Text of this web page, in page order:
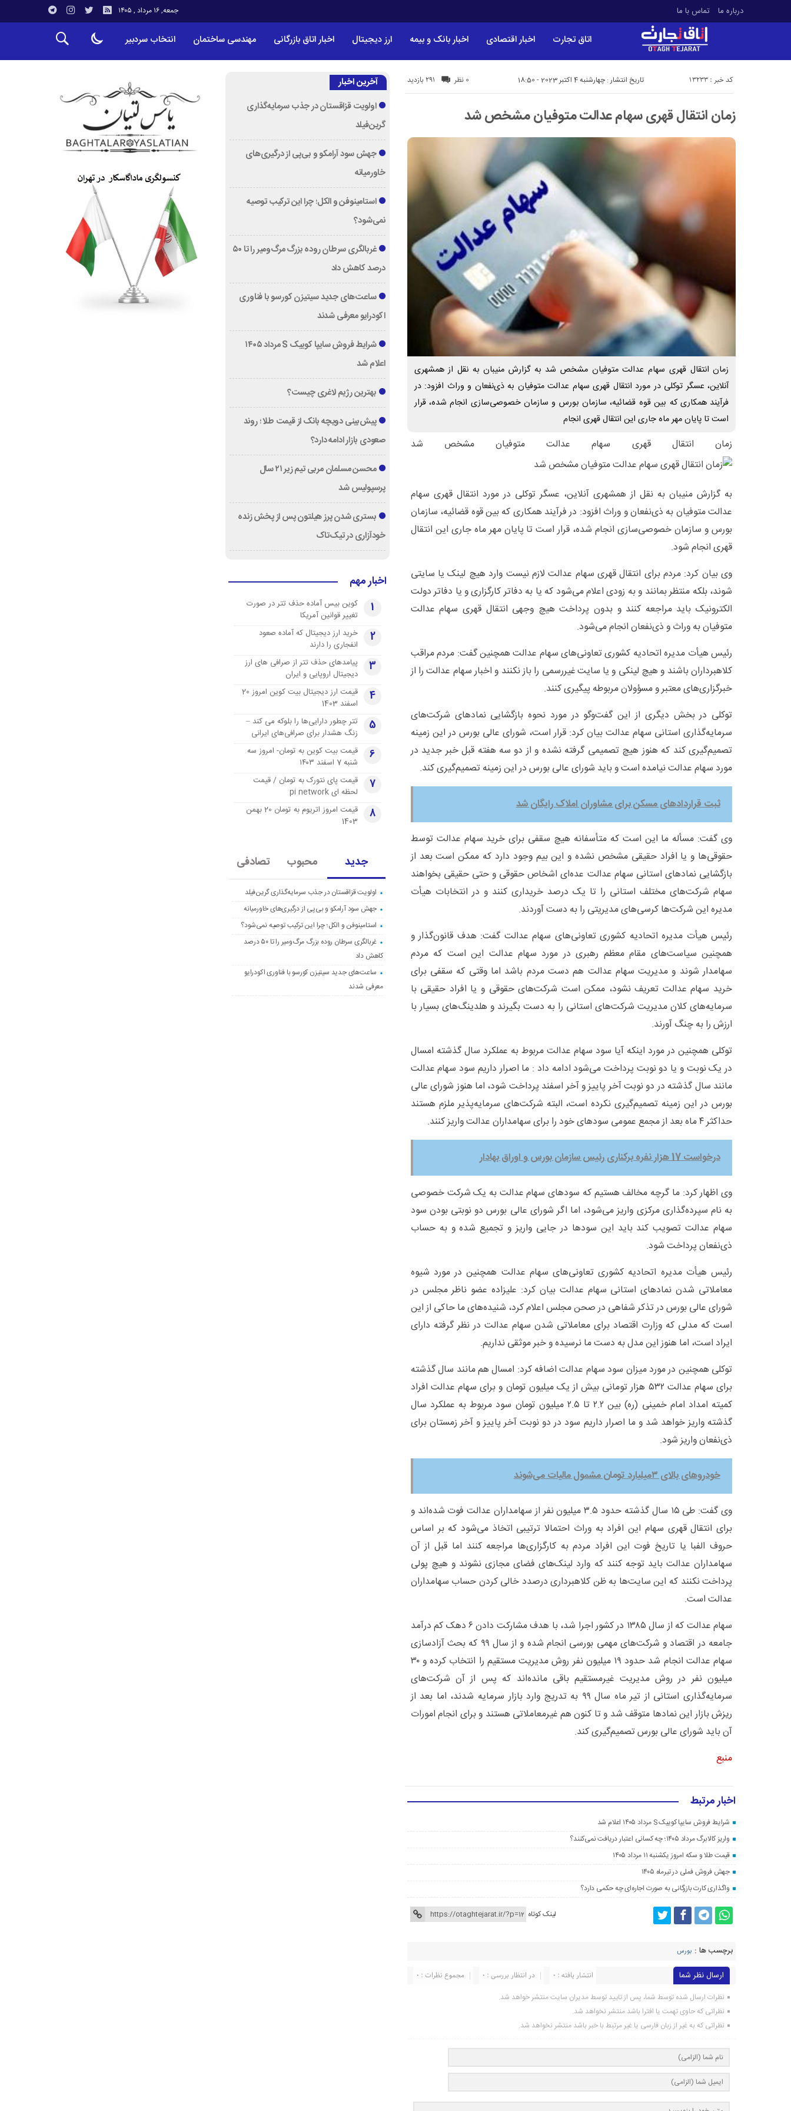
درباره ما تماس با ما جمعه, ۱۶ مرداد , ۱۴۰۵
اتاق تجارت اخبار اقتصادی اخبار بانک و بیمه ارز دیجیتال اخبار اتاق بازرگانی مهندسی ساختمان انتخاب سردبیر
تاریخ انتشار : چهارشنبه 4 اکتبر 2023 - 18:50 291 بازدید کد خبر : 13233 0 نظر
زمان انتقال قهری سهام عدالت متوفیان مشخص شد
زمان انتقال قهری سهام عدالت متوفیان مشخص شد به گزارش منیبان به نقل از همشهری
آنلاین، عسگر توکلی در مورد انتقال قهری سهام عدالت متوفیان به ذی‌نفعان و وراث افزود: در
فرآیند همکاری که بین قوه قضائیه، سازمان بورس و سازمان خصوصی‌سازی انجام شده، قرار
است تا پایان مهر ماه جاری این انتقال قهری انجام
زمان انتقال قهری سهام عدالت متوفیان مشخص شد
به گزارش منیبان به نقل از همشهری آنلاین، عسگر توکلی در مورد انتقال قهری سهام
عدالت متوفیان به ذی‌نفعان و وراث افزود: در فرآیند همکاری که بین قوه قضائیه، سازمان
بورس و سازمان خصوصی‌سازی انجام شده، قرار است تا پایان مهر ماه جاری این انتقال
قهری انجام شود.
وی بیان کرد: مردم برای انتقال قهری سهام عدالت لازم نیست وارد هیچ لینک یا سایتی
شوند، بلکه منتظر بمانند و به زودی اعلام می‌شود که یا به دفاتر کارگزاری و یا دفاتر دولت
الکترونیک باید مراجعه کنند و بدون پرداخت هیچ وجهی انتقال قهری سهام عدالت
متوفیان به وراث و ذی‌نفعان انجام می‌شود.
رئیس هیأت مدیره اتحادیه کشوری تعاونی‌های سهام عدالت همچنین گفت: مردم مراقب
کلاهبرداران باشند و هیچ لینکی و یا سایت غیررسمی را باز نکنند و اخبار سهام عدالت را از
خبرگزاری‌های معتبر و مسؤولان مربوطه پیگیری کنند.
توکلی در بخش دیگری از این گفت‌وگو در مورد نحوه بازگشایی نمادهای شرکت‌های
سرمایه‌گذاری استانی سهام عدالت بیان کرد: قرار است، شورای عالی بورس در این زمینه
تصمیم‌گیری کند که هنوز هیچ تصمیمی گرفته نشده و از دو سه هفته قبل خبر جدید در
مورد سهام عدالت نیامده است و باید شورای عالی بورس در این زمینه تصمیم‌گیری کند.
ثبت قراردادهای مسکن برای مشاوران املاک رایگان شد
وی گفت: مسأله ما این است که متأسفانه هیچ سقفی برای خرید سهام عدالت توسط
حقوقی‌ها و یا افراد حقیقی مشخص نشده و این بیم وجود دارد که ممکن است بعد از
بازگشایی نمادهای استانی سهام عدالت عده‌ای اشخاص حقوقی و حتی حقیقی بخواهند
سهام شرکت‌های مختلف استانی را تا یک درصد خریداری کنند و در انتخابات هیأت
مدیره این شرکت‌ها کرسی‌های مدیریتی را به دست آوردند.
رئیس هیأت مدیره اتحادیه کشوری تعاونی‌های سهام عدالت گفت: هدف قانون‌گذار و
همچنین سیاست‌های مقام معظم رهبری در مورد سهام عدالت این است که مردم
سهامدار شوند و مدیریت سهام عدالت هم دست مردم باشد اما وقتی که سقفی برای
خرید سهام عدالت تعریف نشود، ممکن است شرکت‌های حقوقی و یا افراد حقیقی با
سرمایه‌های کلان مدیریت شرکت‌های استانی را به دست بگیرند و هلدینگ‌های بسیار با
ارزش را به چنگ آورند.
توکلی همچنین در مورد اینکه آیا سود سهام عدالت مربوط به عملکرد سال گذشته امسال
در یک نوبت و یا دو نوبت پرداخت می‌شود ادامه داد : ما اصرار داریم سود سهام عدالت
مانند سال گذشته در دو نوبت آخر پاییز و آخر اسفند پرداخت شود، اما هنوز شورای عالی
بورس در این زمینه تصمیم‌گیری نکرده است، البته شرکت‌های سرمایه‌پذیر ملزم هستند
حداکثر ۴ ماه بعد از مجمع عمومی سودهای خود را برای سهامداران عدالت واریز کنند.
درخواست 17 هزار نفره برکناری رئیس سازمان بورس و اوراق بهادار
وی اظهار کرد: ما گرچه مخالف هستیم که سودهای سهام عدالت به یک شرکت خصوصی
به نام سپرده‌گذاری مرکزی واریز می‌شود، اما اگر شورای عالی بورس دو نوبتی‌ بودن سود
سهام عدالت تصویب کند باید این سودها در جایی واریز و تجمیع شده و به حساب
ذی‌نفعان پرداخت شود.
رئیس هیأت مدیره اتحادیه کشوری تعاونی‌های سهام عدالت همچنین در مورد شیوه
معاملاتی شدن نمادهای استانی سهام عدالت بیان کرد: علیزاده عضو ناظر مجلس در
شورای عالی بورس در تذکر شفاهی در صحن مجلس اعلام کرد، شنیده‌های ما حاکی از این
است که مدلی که وزارت اقتصاد برای معاملاتی شدن سهام عدالت در نظر گرفته دارای
ایراد است، اما هنوز این مدل به دست ما نرسیده و خبر موثقی نداریم.
توکلی همچنین در مورد میزان سود سهام عدالت اضافه کرد: امسال هم مانند سال گذشته
برای سهام عدالت ۵۳۲ هزار تومانی بیش از یک میلیون تومان و برای سهام عدالت افراد
کمیته امداد امام خمینی (ره) بین ۲.۲ تا ۲.۵ میلیون تومان سود مربوط به عملکرد سال
گذشته واریز خواهد شد و ما اصرار داریم سود در دو نوبت آخر پاییز و آخر زمستان برای
ذی‌نفعان واریز شود.
خودروهای بالای ۳میلیارد تومان مشمول مالیات می‌شوند
وی گفت: طی ۱۵ سال گذشته حدود ۳.۵ میلیون نفر از سهامداران عدالت فوت شده‌اند و
برای انتقال قهری سهام این افراد به وراث احتمالا ترتیبی اتخاذ می‌شود که بر اساس
حروف الفبا یا تاریخ فوت این افراد مردم به کارگزاری‌ها مراجعه کنند اما قبل از آن
سهامداران عدالت باید توجه کنند که وارد لینک‌های فضای مجازی نشوند و هیچ پولی
پرداخت نکنند که این سایت‌ها به ظن کلاهبرداری درصدد خالی کردن حساب سهامداران
عدالت است.
سهام عدالت که از سال ۱۳۸۵ در کشور اجرا شد، با هدف مشارکت دادن ۶ دهک کم درآمد
جامعه در اقتصاد و شرکت‌های مهمی بورسی انجام شده و از سال ۹۹ که بحث آزادسازی
سهام عدالت انجام شد حدود ۱۹ میلیون نفر روش مدیریت مستقیم را انتخاب کرده و ۳۰
میلیون نفر در روش مدیریت غیرمستقیم باقی مانده‌اند که پس از آن شرکت‌های
سرمایه‌گذاری استانی از تیر ماه سال ۹۹ به تدریج وارد بازار سرمایه شدند، اما بعد از
ریزش بازار این نمادها متوقف شد و تا کنون هم غیرمعاملاتی هستند و برای انجام امورات
آن باید شورای عالی بورس تصمیم‌گیری کند.
منبع
اخبار مرتبط
شرایط فروش سایپا کوییک S مرداد ۱۴۰۵ اعلام شد
واریز کالابرگ مرداد ۱۴۰۵؛ چه کسانی اعتبار دریافت نمی‌کنند؟
قیمت طلا و سکه امروز یکشنبه ۱۱ مرداد ۱۴۰۵
جهش فروش فملی در تیرماه ۱۴۰۵
واگذاری کارت بازرگانی به صورت اجاره‌ای چه حکمی دارد؟
لینک کوتاه
برچسب ها : بورس
ارسال نظر شما مجموع نظرات : 0 در انتظار بررسی : 0 انتشار یافته : 0
نظرات ارسال شده توسط شما، پس از تایید توسط مدیران سایت منتشر خواهد شد.
نظراتی که حاوی تهمت یا افترا باشد منتشر نخواهد شد.
نظراتی که به غیر از زبان فارسی یا غیر مرتبط با خبر باشد منتشر نخواهد شد.
آخرین اخبار
اولویت قزاقستان در جذب سرمایه‌گذاری
گرین‌فیلد
جهش سود آرامکو و بی‌پی از درگیری‌های
خاورمیانه
استامینوفن و الکل؛ چرا این ترکیب توصیه
نمی‌شود؟
غربالگری سرطان روده بزرگ مرگ‌ومیر را تا ۵۰
درصد کاهش داد
ساعت‌های جدید سیتیزن کورسو با فناوری
اکودرایو معرفی شدند
شرایط فروش سایپا کوییک S مرداد ۱۴۰۵
اعلام شد
بهترین رژیم لاغری چیست؟
پیش‌بینی دویچه‌ بانک از قیمت طلا ؛ روند
صعودی بازار ادامه دارد؟
محسن مسلمان مربی تیم زیر ۲۱ سال
پرسپولیس شد
بستری شدن پرز هیلتون پس از پخش زنده
خودآزاری در تیک‌تاک
اخبار مهم
1
کوین بیس آماده حذف تتر در صورت
تغییر قوانین آمریکا
2
خرید ارز دیجیتال که آماده صعود
انفجاری را دارند
3
پیامدهای حذف تتر از صرافی های ارز
دیجیتال اروپایی و ایران
4
قیمت ارز دیجیتال بیت کوین امروز 20
اسفند 1403
5
تتر چطور دارایی‌ها را بلوکه می کند –
زنگ هشدار برای صرافی‌های ایرانی
6
قیمت بیت کوین به تومان- امروز سه
شنبه 7 اسفند ۱۴۰۳
7
قیمت پای نتورک به تومان / قیمت
لحظه ای pi network
8
قیمت امروز اتریوم به تومان 20 بهمن
1403
جدید محبوب تصادفی
اولویت قزاقستان در جذب سرمایه‌گذاری گرین‌فیلد
جهش سود آرامکو و بی‌پی از درگیری‌های خاورمیانه
استامینوفن و الکل؛ چرا این ترکیب توصیه نمی‌شود؟
غربالگری سرطان روده بزرگ مرگ‌ومیر را تا ۵۰ درصد
کاهش داد
ساعت‌های جدید سیتیزن کورسو با فناوری اکودرایو
معرفی شدند